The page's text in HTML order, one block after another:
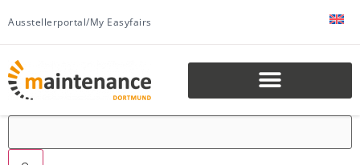
Ausstellerportal/My Easyfairs